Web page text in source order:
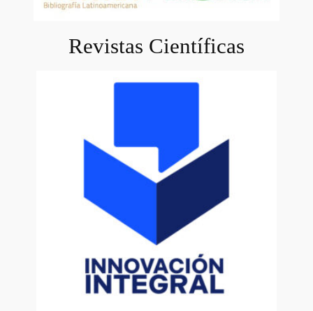
Revistas Científicas